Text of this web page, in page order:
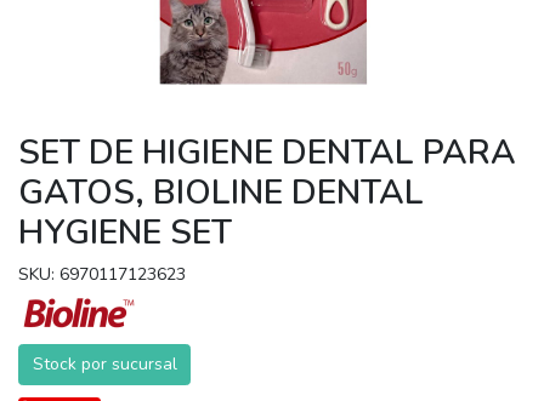
SET DE HIGIENE DENTAL PARA
GATOS, BIOLINE DENTAL
HYGIENE SET
SKU: 6970117123623
Stock por sucursal